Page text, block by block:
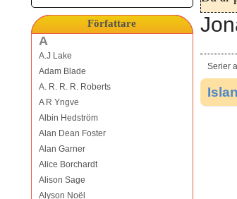
Författare
A
A.J Lake
Adam Blade
A. R. R. R. Roberts
A R Yngve
Albin Hedström
Alan Dean Foster
Alan Garner
Alice Borchardt
Alison Sage
Alyson Noël
Serier